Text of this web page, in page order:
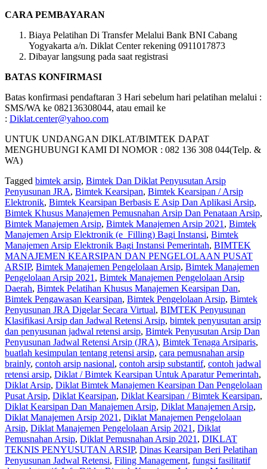
CARA PEMBAYARAN
Biaya Pelatihan Di Transfer Melalui Bank BNI Cabang
Yogyakarta a/n. Diklat Center rekening 0911017873
Dibayar langsung pada saat registrasi
BATAS KONFIRMASI
Batas konfirmasi pendaftaran 3 Hari sebelum hari pelatihan melalui :
SMS/WA ke 082136308044, atau email ke
: Diklat.center@yahoo.com
UNTUK UNDANGAN DIKLAT/BIMTEK DAPAT
MENGHUBUNGI KAMI DI NOMOR : 082 136 308 044(Telp. &
WA)
Tagged bimtek arsip, Bimtek Dan Diklat Penyusutan Arsip
Penyusunan JRA, Bimtek Kearsipan, Bimtek Kearsipan / Arsip
Elektronik, Bimtek Kearsipan Berbasis E Asip Dan Aplikasi Arsip,
Bimtek Khusus Manajemen Pemusnahan Arsip Dan Penataan Arsip,
Bimtek Manajemen Arsip, Bimtek Manajemen Arsip 2021 , Bimtek
Manajemen Arsip Elektronik (e_Filling) Bagi Instansi, Bimtek
Manajemen Arsip Elektronik Bagi Instansi Pemerintah, BIMTEK
MANAJEMEN KEARSIPAN DAN PENGELOLAAN PUSAT
ARSIP, Bimtek Manajemen Pengelolaan Arsip, Bimtek Manajemen
Pengelolaan Arsip 2021 , Bimtek Manajemen Pengelolaan Arsip
Daerah, Bimtek Pelatihan Khusus Manajemen Kearsipan Dan,
Bimtek Pengawasan Kearsipan, Bimtek Pengelolaan Arsip, Bimtek
Penyusunan JRA Digelar Secara Virtual, BIMTEK Penyusunan
Klasifikasi Arsip dan Jadwal Retensi Arsip, bimtek penyusutan arsip
dan penyusunan jadwal retensi arsip, Bimtek Penyusutan Arsip Dan
Penyusunan Jadwal Retensi Arsip (JRA), Bimtek Tenaga Arsiparis,
buatlah kesimpulan tentang retensi arsip, cara pemusnahan arsip
brainly, contoh arsip nasional, contoh arsip substantif, contoh jadwal
retensi arsip, Diklat / Bimtek Kearsipan Untuk Aparatur Pemerintah,
Diklat Arsip, Diklat Bimtek Manajemen Kearsipan Dan Pengelolaan
Pusat Arsip, Diklat Kearsipan, Diklat Kearsipan / Bimtek Kearsipan,
Diklat Kearsipan Dan Manajemen Arsip, Diklat Manajemen Arsip,
Diklat Manajemen Arsip 2021 , Diklat Manajemen Pengelolaan
Arsip, Diklat Manajemen Pengelolaan Arsip 2021 , Diklat
Pemusnahan Arsip, Diklat Pemusnahan Arsip 2021 , DIKLAT
TEKNIS PENYUSUTAN ARSIP, Dinas Kearsipan Beri Pelatihan
Penyusunan Jadwal Retensi, Filing Management, fungsi fasilitatif